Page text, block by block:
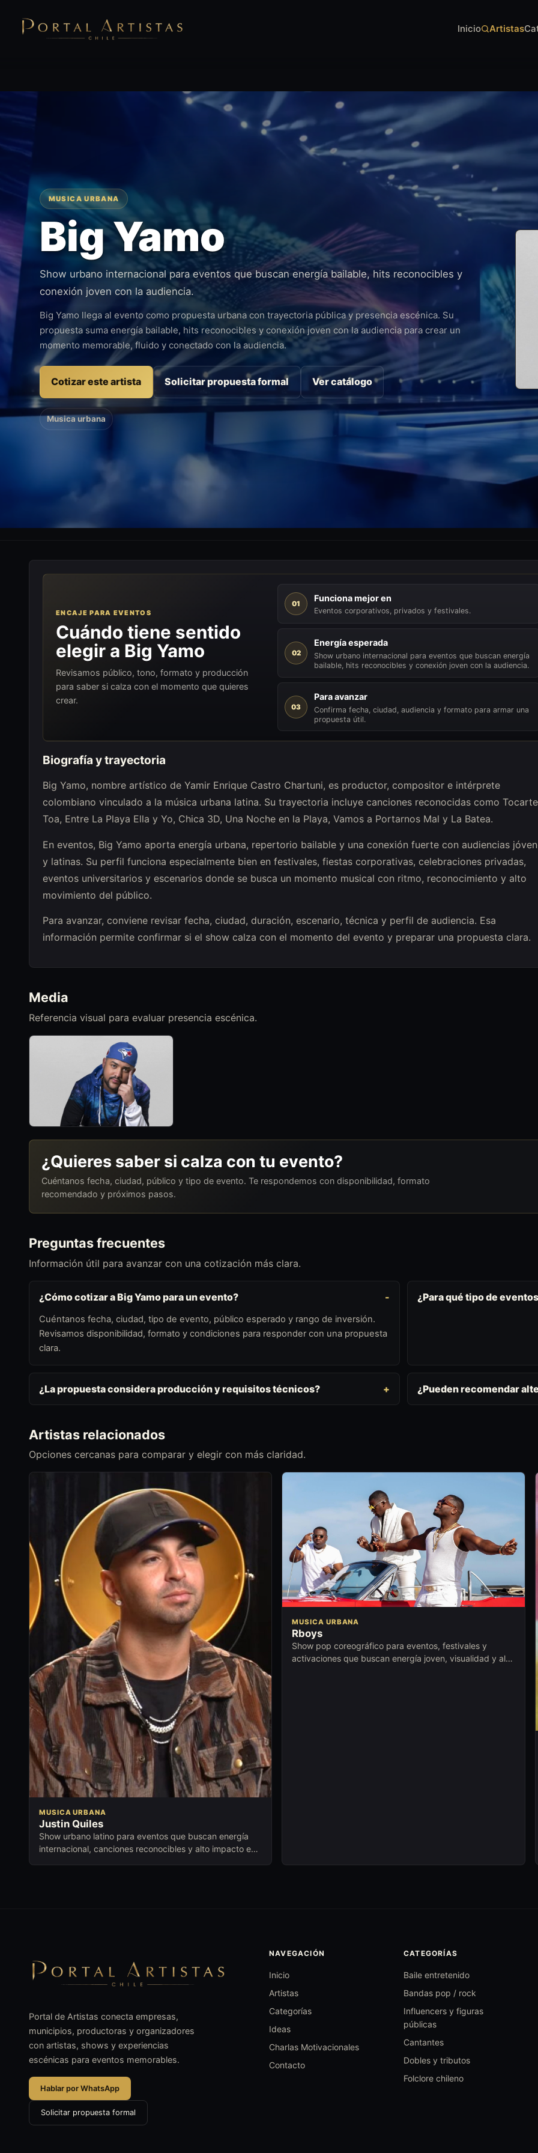
Inicio Artistas
MUSICA URBANA
Big Yamo
Show urbano internacional para eventos que buscan energía bailable, hits reconocibles y
conexión joven con la audiencia.
Big Yamo llega al evento como propuesta urbana con trayectoria pública y presencia escénica. Su
propuesta suma energía bailable, hits reconocibles y conexión joven con la audiencia para crear un
momento memorable, fluido y conectado con la audiencia.
Cotizar este artista Solicitar propuesta formal Ver catálogo
Musica urbana
ENCAJE PARA EVENTOS
Cuándo tiene sentido
elegir a Big Yamo
Revisamos público, tono, formato y producción
para saber si calza con el momento que quieres
crear.
01
Funciona mejor en
Eventos corporativos, privados y festivales.
02
Energía esperada
Show urbano internacional para eventos que buscan energía
bailable, hits reconocibles y conexión joven con la audiencia.
03
Para avanzar
Confirma fecha, ciudad, audiencia y formato para armar una
propuesta útil.
Biografía y trayectoria
Big Yamo, nombre artístico de Yamir Enrique Castro Chartuni, es productor, compositor e intérprete
colombiano vinculado a la música urbana latina. Su trayectoria incluye canciones reconocidas como Tocarte
Toa, Entre La Playa Ella y Yo, Chica 3D, Una Noche en la Playa, Vamos a Portarnos Mal y La Batea.
En eventos, Big Yamo aporta energía urbana, repertorio bailable y una conexión fuerte con audiencias
y latinas. Su perfil funciona especialmente bien en festivales, fiestas corporativas, celebraciones privadas,
eventos universitarios y escenarios donde se busca un momento musical con ritmo, reconocimiento y alto
movimiento del público.
Para avanzar, conviene revisar fecha, ciudad, duración, escenario, técnica y perfil de audiencia. Esa
información permite confirmar si el show calza con el momento del evento y preparar una propuesta clara.
Media
Referencia visual para evaluar presencia escénica.
¿Quieres saber si calza con tu evento?
Cuéntanos fecha, ciudad, público y tipo de evento. Te respondemos con disponibilidad, formato
recomendado y próximos pasos.
Preguntas frecuentes
Información útil para avanzar con una cotización más clara.
¿Cómo cotizar a Big Yamo para un evento?
Cuéntanos fecha, ciudad, tipo de evento, público esperado y rango de inversión.
Revisamos disponibilidad, formato y condiciones para responder con una propuesta
clara.
¿Para qué tipo de
¿La propuesta considera producción y requisitos técnicos? ¿Pueden recomendar
Artistas relacionados
Opciones cercanas para comparar y elegir con más claridad.
MUSICA URBANA
Justin Quiles
Show urbano latino para eventos que buscan energía
internacional, canciones reconocibles y alto impacto en
MUSICA URBANA
Rboys
Show pop coreográfico para eventos, festivales y
activaciones que buscan energía joven, visualidad y alto
Portal de Artistas conecta empresas,
municipios, productoras y organizadores
con artistas, shows y experiencias
escénicas para eventos memorables.
Hablar por WhatsApp
Solicitar propuesta formal
NAVEGACIÓN
Inicio
Artistas
Categorías
Ideas
Charlas Motivacionales
Contacto
CATEGORÍAS
Baile entretenido
Bandas pop / rock
Influencers y figuras
públicas
Cantantes
Dobles y tributos
Folclore chileno